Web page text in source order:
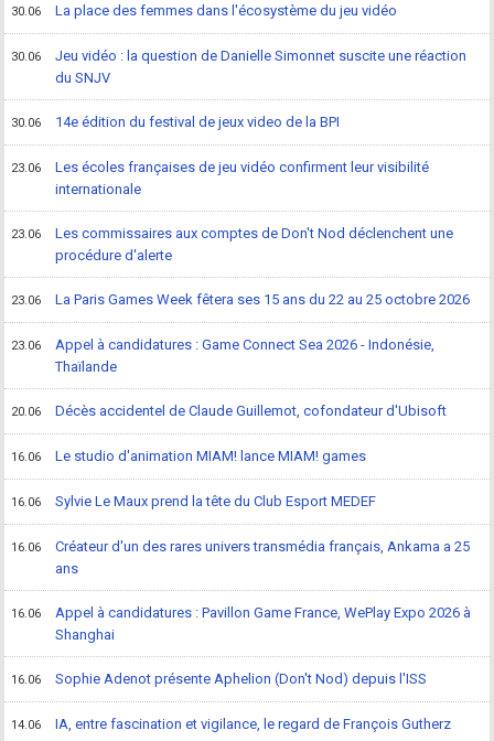
30.06 La place des femmes dans l'écosystème du jeu vidéo
30.06
Jeu vidéo : la question de Danielle Simonnet suscite une réaction
du SNJV
30.06 14e édition du festival de jeux video de la BPI
23.06
Les écoles françaises de jeu vidéo confirment leur visibilité
internationale
23.06
Les commissaires aux comptes de Don't Nod déclenchent une
procédure d'alerte
23.06 La Paris Games Week fêtera ses 15 ans du 22 au 25 octobre 2026
23.06
Appel à candidatures : Game Connect Sea 2026 - Indonésie,
Thaïlande
20.06 Décès accidentel de Claude Guillemot, cofondateur d'Ubisoft
16.06 Le studio d'animation MIAM! lance MIAM! games
16.06 Sylvie Le Maux prend la tête du Club Esport MEDEF
16.06
Créateur d'un des rares univers transmédia français, Ankama a 25
ans
16.06
Appel à candidatures : Pavillon Game France, WePlay Expo 2026 à
Shanghai
16.06 Sophie Adenot présente Aphelion (Don't Nod) depuis l'ISS
14.06 IA, entre fascination et vigilance, le regard de François Gutherz